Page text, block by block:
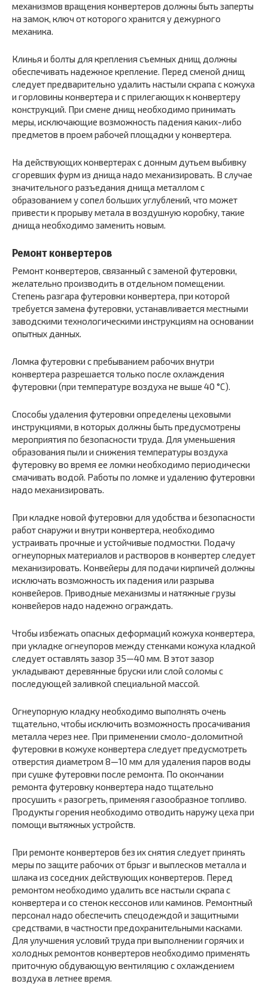
механизмов вращения конвертеров должны быть заперты
на замок, ключ от которого хранится у дежурного
механика.
Клинья и болты для крепления съемных днищ должны
обеспечивать надежное крепление. Перед сменой днищ
следует предварительно удалить настыли скрапа с кожуха
и горловины конвертера и с прилегающих к конвертеру
конструкций. При смене днищ необходимо принимать
меры, исключающие возможность падения каких-либо
предметов в проем рабочей площадки у конвертера.
На действующих конвертерах с донным дутьем выбивку
сгоревших фурм из днища надо механизировать. В случае
значительного разъедания днища металлом с
образованием у сопел больших углублений, что может
привести к прорыву метала в воздушную коробку, такие
днища необходимо заменить новым.
Ремонт конвертеров
Ремонт конвертеров, связанный с заменой футеровки,
желательно производить в отдельном помещении.
Степень разгара футеровки конвертера, при которой
требуется замена футеровки, устанавливается местными
заводскими технологическими инструкциям на основании
опытных данных.
Ломка футеровки с пребыванием рабочих внутри
конвертера разрешается только после охлаждения
футеровки (при температуре воздуха не выше 40 °С).
Способы удаления футеровки определены цеховыми
инструкциями, в которых должны быть предусмотрены
мероприятия по безопасности труда. Для уменьшения
образования пыли и снижения температуры воздуха
футеровку во время ее ломки необходимо периодически
смачивать водой. Работы по ломке и удалению футеровки
надо механизировать.
При кладке новой футеровки для удобства и безопасности
работ снаружи и внутри конвертера, необходимо
устраивать прочные и устойчивые подмостки. Подачу
огнеупорных материалов и растворов в конвертер следует
механизировать. Конвейеры для подачи кирпичей должны
исключать возможность их падения или разрыва
конвейеров. Приводные механизмы и натяжные грузы
конвейеров надо надежно ограждать.
Чтобы избежать опасных деформаций кожуха конвертера,
при укладке огнеупоров между стенками кожуха кладкой
следует оставлять зазор 35—40 мм. В этот зазор
укладывают деревянные бруски или слой соломы с
последующей заливкой специальной массой.
Огнеупорную кладку необходимо выполнять очень
тщательно, чтобы исключить возможность просачивания
металла через нее. При применении смоло-доломитной
футеровки в кожухе конвертера следует предусмотреть
отверстия диаметром 8—10 мм для удаления паров воды
при сушке футеровки после ремонта. По окончании
ремонта футеровку конвертера надо тщательно
просушить « разогреть, применяя газообразное топливо.
Продукты горения необходимо отводить наружу цеха при
помощи вытяжных устройств.
При ремонте конвертеров без их снятия следует принять
меры по защите рабочих от брызг и выплесков металла и
шлака из соседних действующих конвертеров. Перед
ремонтом необходимо удалить все настыли скрапа с
конвертера и со стенок кессонов или каминов. Ремонтный
персонал надо обеспечить спецодеждой и защитными
средствами, в частности предохранительными касками.
Для улучшения условий труда при выполнении горячих и
холодных ремонтов конвертеров необходимо применять
приточную обдувающую вентиляцию с охлаждением
воздуха в летнее время.